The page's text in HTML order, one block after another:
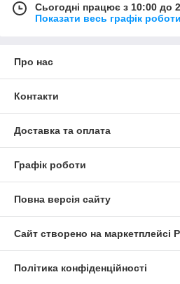
Сьогодні працює з 10:00 до
Показати весь графік роботи
Про нас
Контакти
Доставка та оплата
Графік роботи
Повна версія сайту
Сайт створено на маркетплейсі
Політика конфіденційності